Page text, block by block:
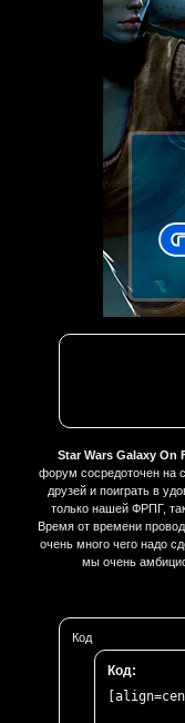
Star Wars Galaxy On
форум сосредоточен на
друзей и поиграть в
только нашей ФРПГ,
Время от времени
очень много чего надо
мы очень
Код
Код: